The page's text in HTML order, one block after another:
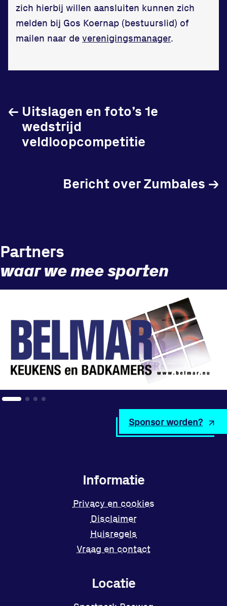
Updates
Contact
3312 GH Dordrecht
Bekijk locatie
Privacy en cookies
Disclaimer
Huisregels
Vraag en contact
zich hierbij willen aansluiten kunnen zich
melden bij Gos Koernap (bestuurslid) of
mailen naar deverenigingsmanager.
Uitslagen en foto’s 1e
wedstrijd
veldloopcompetitie
←
Bericht over Zumbales →
Locatie
Informatie
Privacy en cookies
Disclaimer
Huisregels
Vraag en contact
Partners
waar we mee sporten
Sponsor worden?